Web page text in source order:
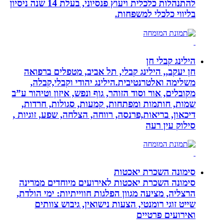
להתנהלות כלכלית ויעוץ פנסיוני, בעלת 14 שנה ניסיון
בליווי כלכלי למשפחות.
הילינג קבלי חן
חן יעקב,, הילינג קבלי, תל אביב, מטפלים ברפואה
משלימה ואלטרנטיבית.הילינג יהודי וקבלי,קבלה,
מקובלים, אור וסוד הזוהר, גוף ונפש, איזון וטיהור ע”ב
שמות, חותמות ומפתחות, קמעות, סגולות, חרדות,
דיכאון, בריאות,פרנסה, רווחה, הצלחה, שפע, זוגיות ,
סילוק עין רעה
סימונה השכרת יאכטות
סימונה השכרת יאכטות לאירועים מיוחדים ממרינה
הרצליה, מציעה מגוון הפלגות חווייתיות: ימי הולדת,
שייט זוגי רומנטי, הצעות נישואין, גיבוש צוותים
ואירועים פרטיים